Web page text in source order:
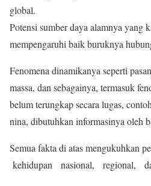
global.
Potensi sumber daya alamnya yang
mempengaruhi baik buruknya
Fenomena dinamikanya seperti
massa, dan sebagainya, termasuk
belum terungkap secara lugas,
nina, dibutuhkan informasinya oleh
Semua fakta di atas mengukuhkan
kehidupan nasional, regional,